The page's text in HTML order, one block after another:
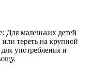
Для маленьких детей
тереть на крупной
употребления и